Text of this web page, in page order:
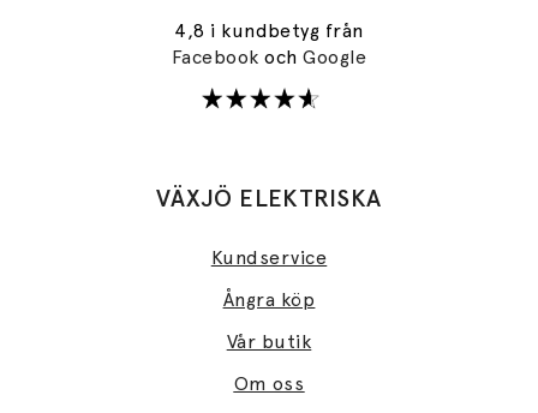
4,8 i kundbetyg från
FacebookochGoogle
VÄXJÖ ELEKTRISKA
Kundservice
Ångra köp
Vår butik
Om oss